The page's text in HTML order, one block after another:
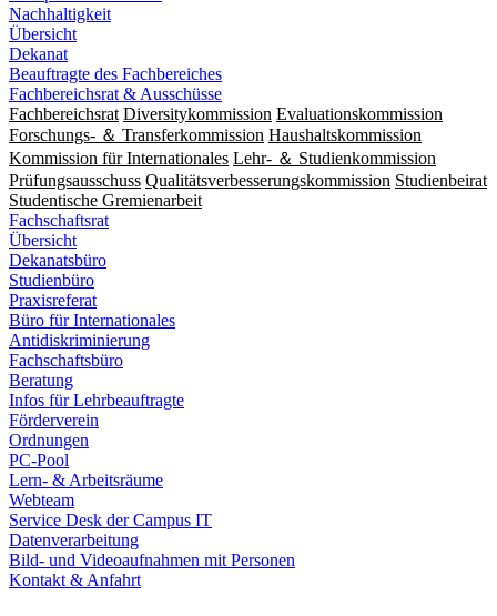
Nachhaltigkeit
Übersicht
Dekanat
Beauftragte des Fachbereiches
Fachbereichsrat & Ausschüsse
Fachbereichsrat Diversitykommission Evaluationskommission
Forschungs- ＆ Transferkommission Haushaltskommission
Kommission für Internationales Lehr- ＆ Studienkommission
Prüfungsausschuss Qualitätsverbesserungskommission Studienbeirat
Studentische Gremienarbeit
Fachschaftsrat
Übersicht
Dekanatsbüro
Studienbüro
Praxisreferat
Büro für Internationales
Antidiskriminierung
Fachschaftsbüro
Beratung
Infos für Lehrbeauftragte
Förderverein
Ordnungen
PC-Pool
Lern- & Arbeitsräume
Webteam
Service Desk der Campus IT
Datenverarbeitung
Bild- und Videoaufnahmen mit Personen
Kontakt & Anfahrt